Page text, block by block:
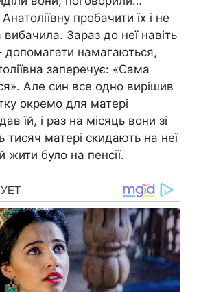
пробачити їх і не
Зараз до неї навіть
допомагати намагаються,
заперечує: «Сама
Але син все одно вирішив
окремо для матері
їй, і раз на місяць вони зі
тисяч матері скидають на неї
було на пенсії.